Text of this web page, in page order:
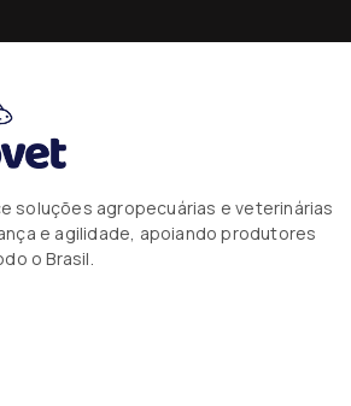
soluções agropecuárias e veterinárias
e agilidade, apoiando produtores
o Brasil.